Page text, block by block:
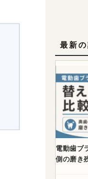
最新
電動歯ブ
側の磨き